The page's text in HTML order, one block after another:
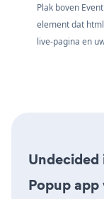
Plak boven
element dat
live-pagina en
Popup